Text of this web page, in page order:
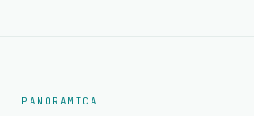
PANORAMICA